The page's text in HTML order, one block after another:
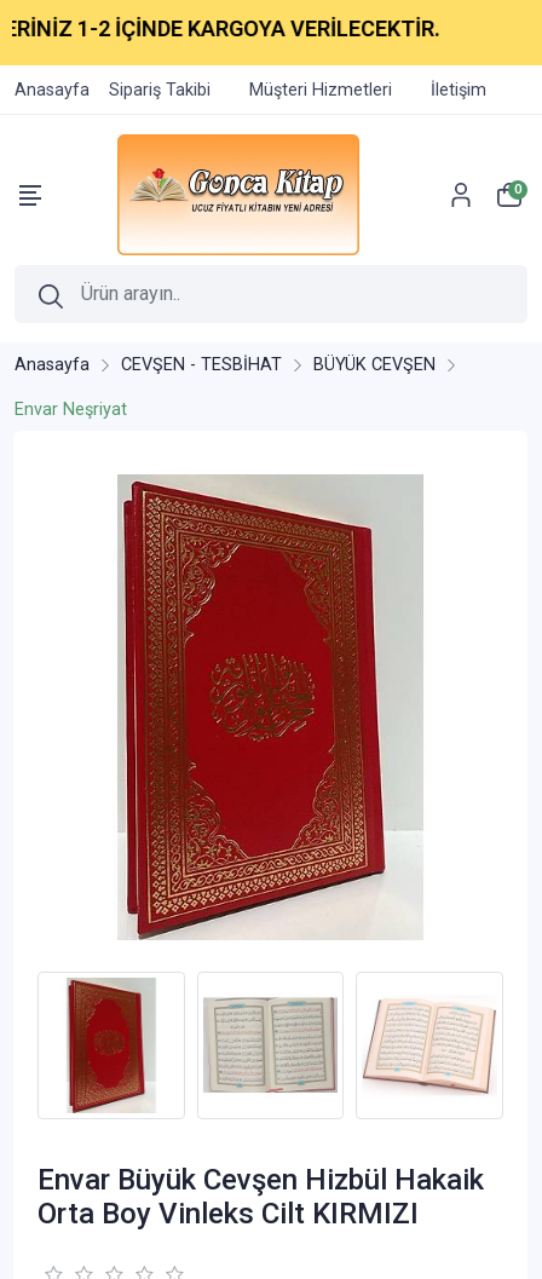
1-2 İÇİNDE KARGOYA VERİLECEKTİR.
Anasayfa Sipariş Takibi Müşteri Hizmetleri İletişim
0
Anasayfa CEVŞEN - TESBİHAT BÜYÜK CEVŞEN
Envar Neşriyat
Envar Büyük Cevşen Hizbül Hakaik
Orta Boy Vinleks Cilt KIRMIZI